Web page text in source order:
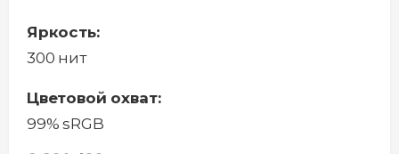
Яркость:
300 нит
Цветовой охват:
99% sRGB